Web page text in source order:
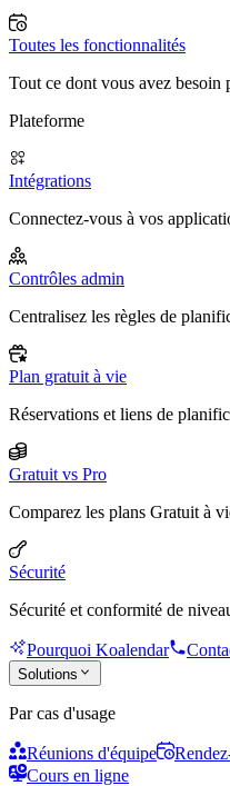
Toutes les fonctionnalités
Tout ce dont vous avez
Plateforme
Intégrations
Connectez-vous à vos
Contrôles admin
Centralisez les règles de
Plan gratuit à vie
Réservations et liens de
Gratuit vs Pro
Comparez les plans Gratuit à
Sécurité
Sécurité et conformité de
Pourquoi Koalendar
Solutions
Par cas d'usage
Réunions d'équipe
Cours en ligne